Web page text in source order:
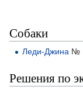
Собаки
Леди-Джина №
Решения по